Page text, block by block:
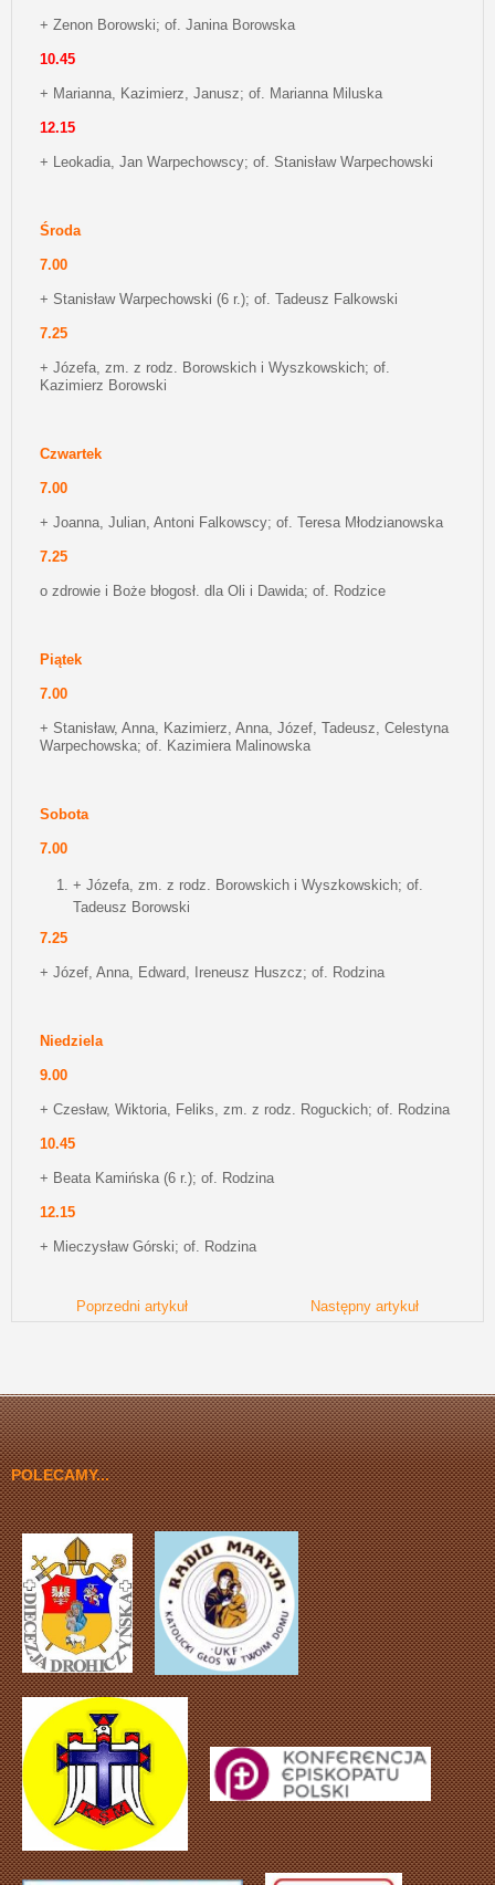
+ Zenon Borowski; of. Janina Borowska
10.45
+ Marianna, Kazimierz, Janusz; of. Marianna Miluska
12.15
+ Leokadia, Jan Warpechowscy; of. Stanisław Warpechowski
Środa
7.00
+ Stanisław Warpechowski (6 r.); of. Tadeusz Falkowski
7.25
+ Józefa, zm. z rodz. Borowskich i Wyszkowskich; of.
Kazimierz Borowski
Czwartek
7.00
+ Joanna, Julian, Antoni Falkowscy; of. Teresa Młodzianowska
7.25
o zdrowie i Boże błogosł. dla Oli i Dawida; of. Rodzice
Piątek
7.00
+ Stanisław, Anna, Kazimierz, Anna, Józef, Tadeusz, Celestyna
Warpechowska; of. Kazimiera Malinowska
Sobota
7.00
+ Józefa, zm. z rodz. Borowskich i Wyszkowskich; of.
Tadeusz Borowski
7.25
+ Józef, Anna, Edward, Ireneusz Huszcz; of. Rodzina
Niedziela
9.00
+ Czesław, Wiktoria, Feliks, zm. z rodz. Roguckich; of. Rodzina
10.45
+ Beata Kamińska (6 r.); of. Rodzina
12.15
+ Mieczysław Górski; of. Rodzina
Poprzedni artykuł Następny artykuł
POLECAMY...